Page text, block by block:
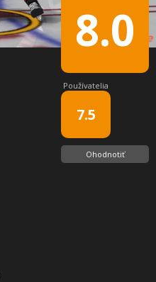
8.0
Používatelia
7.5
Ohodnotiť